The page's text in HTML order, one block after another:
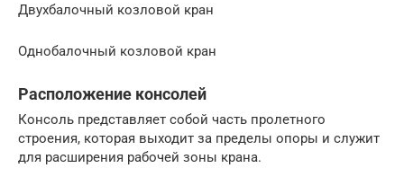
Двухбалочный козловой кран
Однобалочный козловой кран
Расположение консолей
Консоль представляет собой часть пролетного
строения, которая выходит за пределы опоры и служит
для расширения рабочей зоны крана.